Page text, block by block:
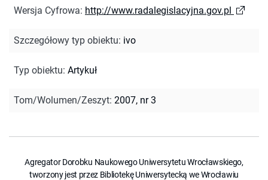
Wersja Cyfrowa: http://www.radalegislacyjna.gov.pl
Szczegółowy typ obiektu: ivo
Typ obiektu: Artykuł
Tom/Wolumen/Zeszyt: 2007, nr 3
Agregator Dorobku Naukowego Uniwersytetu Wrocławskiego,
tworzony jest przez Bibliotekę Uniwersytecką we Wrocławiu